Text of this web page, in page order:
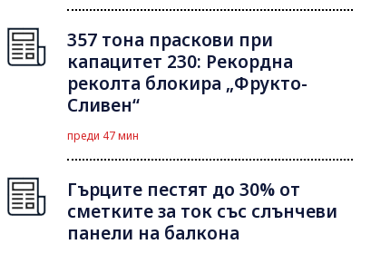
357 тона праскови при
капацитет 230: Рекордна
реколта блокира „Фрукто-
Сливен“
преди 47 мин
Гърците пестят до 30% от
сметките за ток със слънчеви
панели на балкона